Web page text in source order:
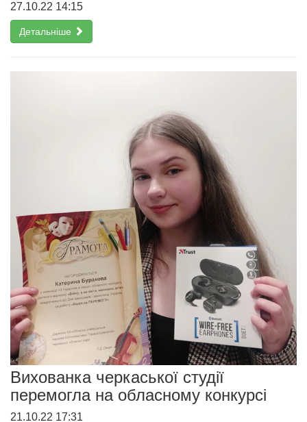
27.10.22 14:15
Детальніше
Вихованка черкаської студії
перемогла на обласному конкурсі
21.10.22 17:31